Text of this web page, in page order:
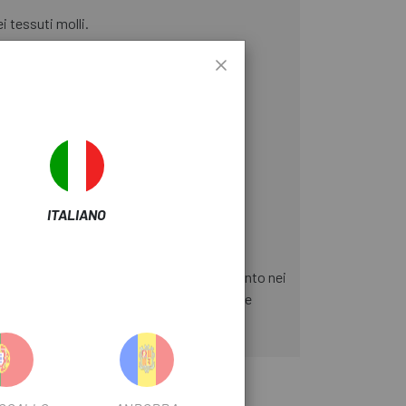
tessuti molli.
sui tessuti e per evitare intorpidimento nei
per proteggere i ciclisti dalla disfunzione
ITALIANO